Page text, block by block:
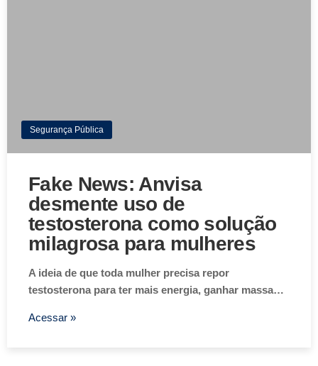
Segurança Pública
Fake News: Anvisa
desmente uso de
testosterona como solução
milagrosa para mulheres
A ideia de que toda mulher precisa repor
testosterona para ter mais energia, ganhar massa…
Acessar »